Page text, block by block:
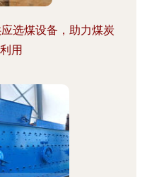
选煤设备，助力煤炭
用